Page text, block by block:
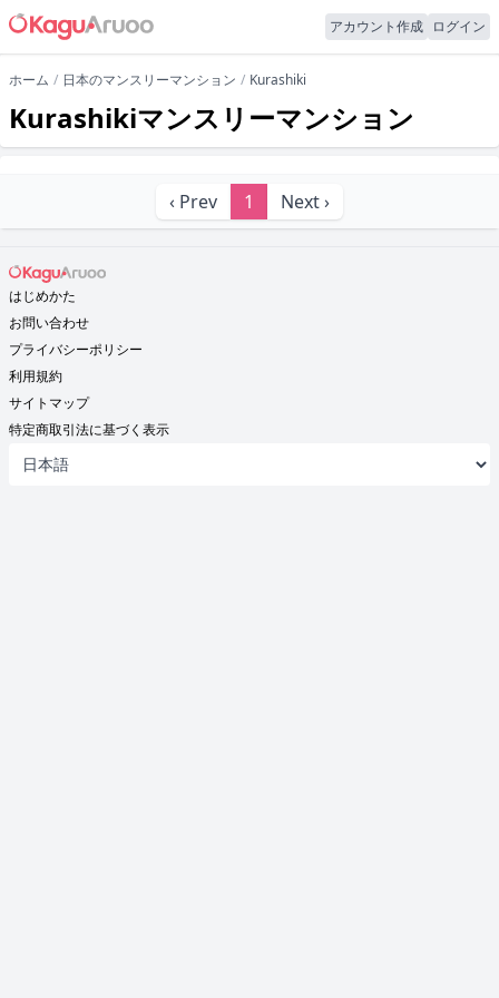
アカウント作成 ログイン
ホーム 日本のマンスリーマンション Kurashiki
Kurashikiマンスリーマンション
‹ Prev 1 Next ›
はじめかた
お問い合わせ
プライバシーポリシー
利用規約
サイトマップ
特定商取引法に基づく表示